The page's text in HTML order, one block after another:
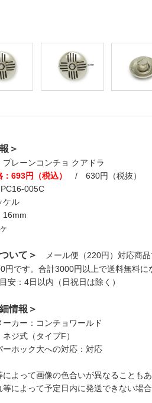
＞
レーンコンチョ クアドラ
693円（税込）
/ 630円（税抜）
005C
ケル
いて＞
メール便（220円）対応商品
円です。合計3000円以上で送料無料に
安：4日以内（日祝日は除く）
情報＞
カー：コンチョワールド
ジ式（タイプF）
ホック大への対応：対応
によって画像の色合いが異なることもあ
によって予定日内に発送できない場合